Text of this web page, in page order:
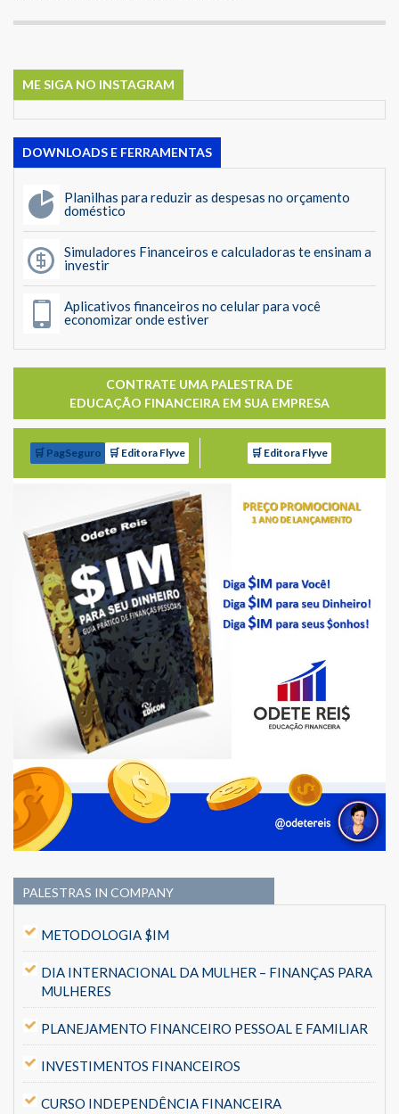
ME SIGA NO INSTAGRAM
DOWNLOADS E FERRAMENTAS
Planilhas para reduzir as despesas no orçamento
doméstico
Simuladores Financeiros e calculadoras te ensinam a
investir
Aplicativos financeiros no celular para você
economizar onde estiver
CONTRATE UMA PALESTRA DE
EDUCAÇÃO FINANCEIRA EM SUA EMPRESA
🛒 PagSeguro 🛒 Editora Flyve 🛒 Editora Flyve
PALESTRAS IN COMPANY
METODOLOGIA $IM
DIA INTERNACIONAL DA MULHER – FINANÇAS PARA
MULHERES
PLANEJAMENTO FINANCEIRO PESSOAL E FAMILIAR
INVESTIMENTOS FINANCEIROS
CURSO INDEPENDÊNCIA FINANCEIRA